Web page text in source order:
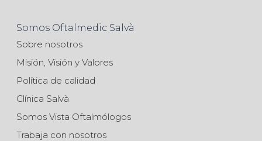
Somos Oftalmedic Salvà
Sobre nosotros
Misión, Visión y Valores
Política de calidad
Clínica Salvà
Somos Vista Oftalmólogos
Trabaja con nosotros